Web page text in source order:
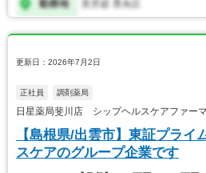
更新日：2026年7月2日
正社員 調剤薬局
日星薬局斐川店 シップヘルスケアファー
【島根県/出雲市】東証プライ
スケアのグループ企業です